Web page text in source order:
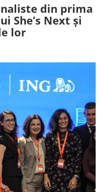
din prima
She’s Next și
lor